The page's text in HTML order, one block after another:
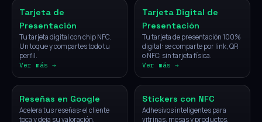
Tarjeta de
Presentación
Tu tarjeta digital con chip NFC.
Un toque y compartes todo tu
perfil.
Ver más →
Tarjeta Digital de
Presentación
Tu tarjeta de presentación 100%
digital: se comparte por link, QR
o NFC, sin tarjeta física.
Ver más →
NFC
Reseñas en Google
Acelera tus reseñas: el cliente
toca y deja su valoración.
NFC
Stickers con NFC
Adhesivos inteligentes para
vitrinas, mesas y productos.